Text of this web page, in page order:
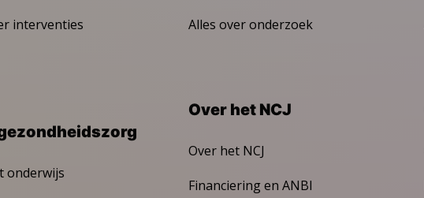
interventies
Alles over onderzoek
onderwijs
Over het NCJ
Over het NCJ
Financiering en ANBI